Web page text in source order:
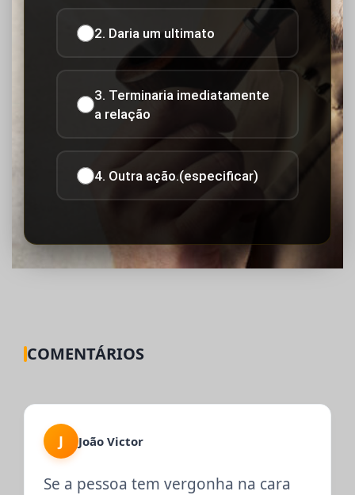
2. Daria um ultimato
3. Terminaria imediatamente
a relação
4. Outra ação.(especificar)
COMENTÁRIOS
J João Victor
Se a pessoa tem vergonha na cara